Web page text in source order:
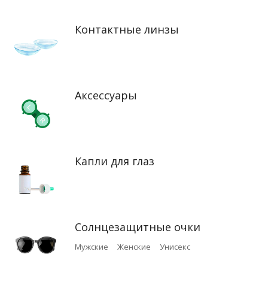
Контактные линзы
Аксессуары
Капли для глаз
Солнцезащитные очки
Мужские Женские Унисекс